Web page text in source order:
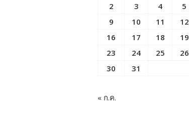
2
3 4 5
9
10 11 12
16
17 18 19
23
24 25 26
30
31
« ก.ค.